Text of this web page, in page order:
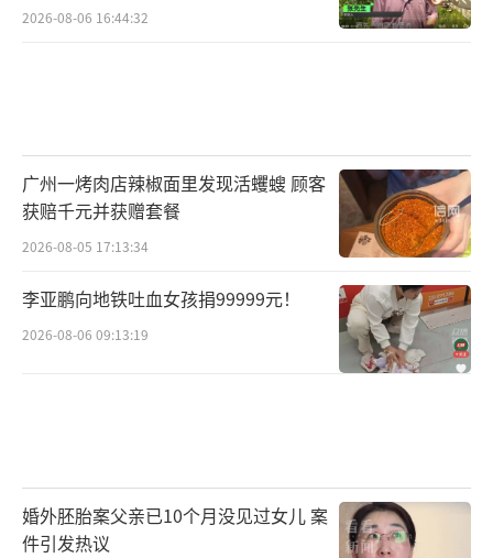
2026-08-06 16:44:32
广州一烤肉店辣椒面里发现活蠼螋 顾客
获赔千元并获赠套餐
2026-08-05 17:13:34
李亚鹏向地铁吐血女孩捐99999元！
2026-08-06 09:13:19
婚外胚胎案父亲已10个月没见过女儿 案
件引发热议